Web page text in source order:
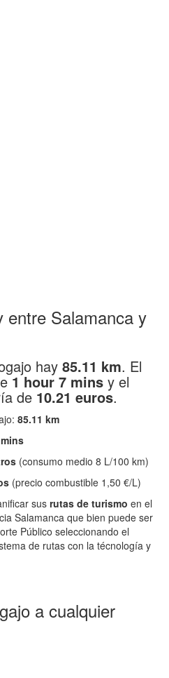
entre Salamanca y
hay 85.11 km. El
1 hour 7 mins y el
de 10.21 euros.
85.11 km
(consumo medio 8 L/100 km)
(precio combustible 1,50 €/L)
sus rutas de turismo en el
Salamanca que bien puede ser
Público seleccionando el
de rutas con la técnología y
a cualquier